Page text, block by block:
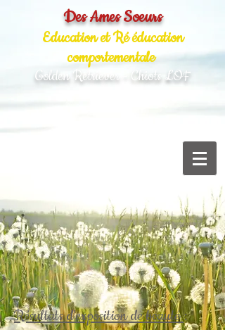
Des Ames Soeurs
Education et Ré éducation
comportementale
Golden Retriever - Chiots LOF
Résultats d'exposition de beauté: